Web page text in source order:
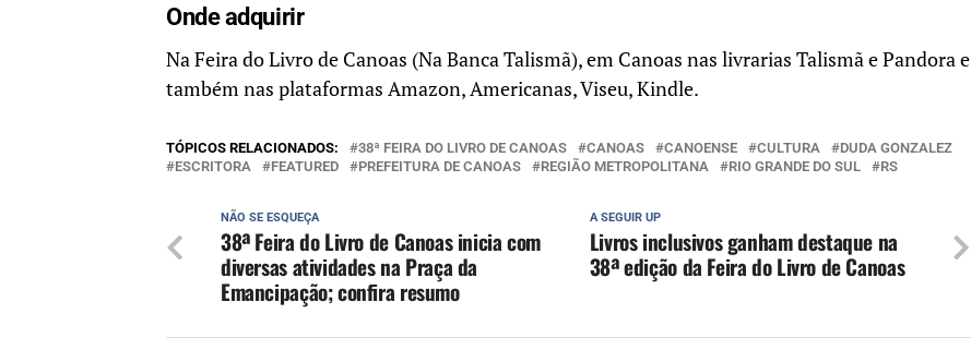
Onde adquirir
Na Feira do Livro de Canoas (Na Banca Talismã), em Canoas nas livrarias Talismã e Pandora e
também nas plataformas Amazon, Americanas, Viseu, Kindle.
TÓPICOS RELACIONADOS: 38ª FEIRA DO LIVRO DE CANOAS CANOAS CANOENSE CULTURA
DUDA GONZALEZ
ESCRITORA
FEATURED PREFEITURA DE CANOAS REGIÃO METROPOLITANA RIO GRANDE DO SUL RS
A SEGUIR UP
Livros inclusivos ganham destaque na
38ª edição da Feira do Livro de Canoas
NÃO SE ESQUEÇA
38ª Feira do Livro de Canoas inicia com
diversas atividades na Praça da
Emancipação; confira resumo